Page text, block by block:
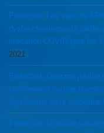
Protected: Les vaccins
dysfonctionnements
indication COVID pour les
2021
Protected: Omicron justifie
confinement ou une ouverture
légalisation de la médecine
Protected: Nouveau